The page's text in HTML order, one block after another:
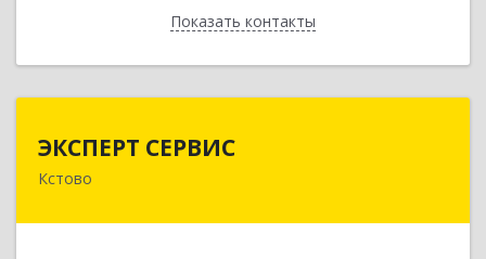
Показать контакты
Назад
ЭКСПЕРТ СЕРВИС
Кстово